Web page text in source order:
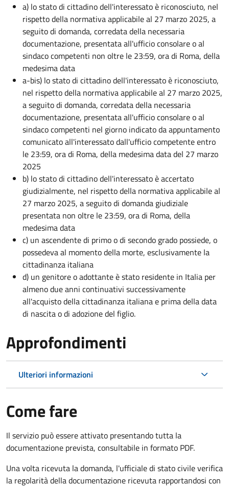
a) lo stato di cittadino dell'interessato è riconosciuto, nel
rispetto della normativa applicabile al 27 marzo 2025, a
seguito di domanda, corredata della necessaria
documentazione, presentata all'ufficio consolare o al
sindaco competenti non oltre le 23:59, ora di Roma, della
medesima data
a-bis) lo stato di cittadino dell'interessato è riconosciuto,
nel rispetto della normativa applicabile al 27 marzo 2025,
a seguito di domanda, corredata della necessaria
documentazione, presentata all'ufficio consolare o al
sindaco competenti nel giorno indicato da appuntamento
comunicato all'interessato dall'ufficio competente entro
le 23:59, ora di Roma, della medesima data del 27 marzo
2025
b) lo stato di cittadino dell'interessato è accertato
giudizialmente, nel rispetto della normativa applicabile al
27 marzo 2025, a seguito di domanda giudiziale
presentata non oltre le 23:59, ora di Roma, della
medesima data
c) un ascendente di primo o di secondo grado possiede, o
possedeva al momento della morte, esclusivamente la
cittadinanza italiana
d) un genitore o adottante è stato residente in Italia per
almeno due anni continuativi successivamente
all'acquisto della cittadinanza italiana e prima della data
di nascita o di adozione del figlio.
Approfondimenti
Ulteriori informazioni
Come fare
Il servizio può essere attivato presentando tutta la
documentazione prevista, consultabile in formato PDF.
Una volta ricevuta la domanda, l'ufficiale di stato civile verifica
la regolarità della documentazione ricevuta rapportandosi con